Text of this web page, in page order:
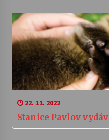
22. 11. 2022
Stanice Pavlov